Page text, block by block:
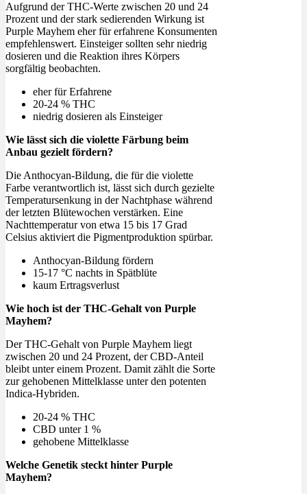
Aufgrund der THC-Werte zwischen 20 und 24
Prozent und der stark sedierenden Wirkung ist
Purple Mayhem eher für erfahrene Konsumenten
empfehlenswert. Einsteiger sollten sehr niedrig
dosieren und die Reaktion ihres Körpers
sorgfältig beobachten.
eher für Erfahrene
20-24 % THC
niedrig dosieren als Einsteiger
Wie lässt sich die violette Färbung beim
Anbau gezielt fördern?
Die Anthocyan-Bildung, die für die violette
Farbe verantwortlich ist, lässt sich durch gezielte
Temperatursenkung in der Nachtphase während
der letzten Blütewochen verstärken. Eine
Nachttemperatur von etwa 15 bis 17 Grad
Celsius aktiviert die Pigmentproduktion spürbar.
Anthocyan-Bildung fördern
15-17 °C nachts in Spätblüte
kaum Ertragsverlust
Wie hoch ist der THC-Gehalt von Purple
Mayhem?
Der THC-Gehalt von Purple Mayhem liegt
zwischen 20 und 24 Prozent, der CBD-Anteil
bleibt unter einem Prozent. Damit zählt die Sorte
zur gehobenen Mittelklasse unter den potenten
Indica-Hybriden.
20-24 % THC
CBD unter 1 %
gehobene Mittelklasse
Welche Genetik steckt hinter Purple
Mayhem?